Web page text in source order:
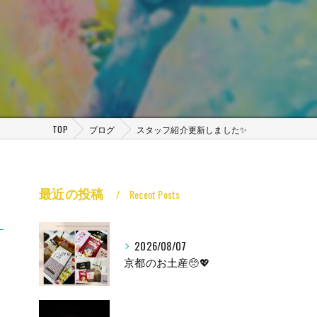
TOP ブログ スタッフ紹介更新しました✨
最近の投稿 Recent Posts
2026/08/07
京都のお土産🥺💖